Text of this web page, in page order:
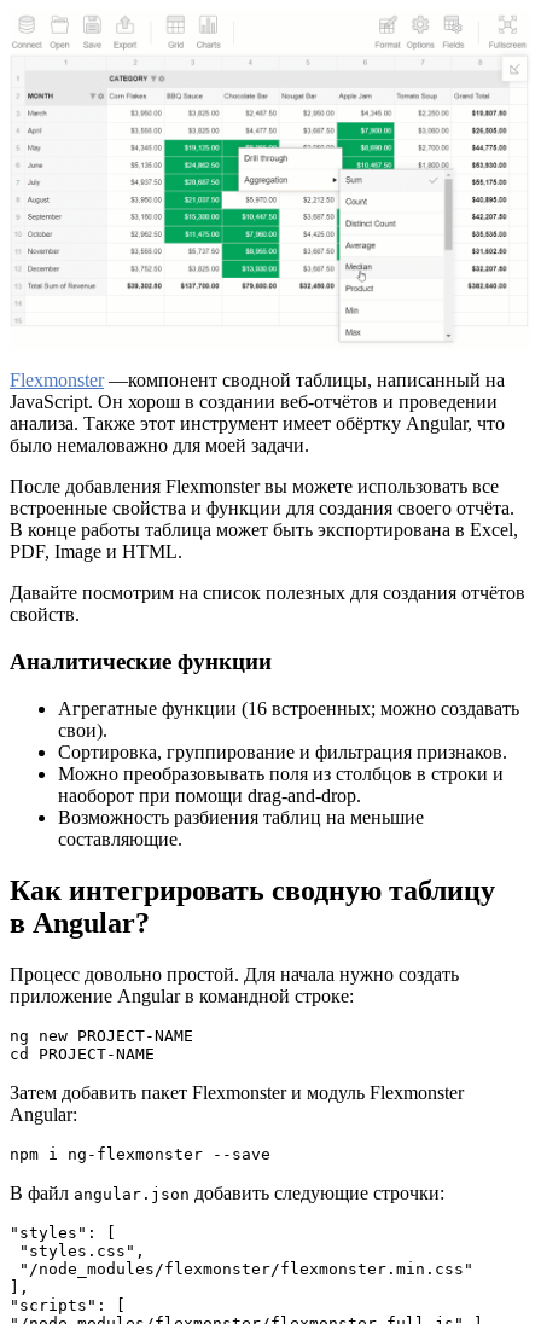
Flexmonster—компонент сводной таблицы, написанный на
JavaScript. Он хорош в создании веб-отчётов и проведении
анализа. Также этот инструмент имеет обёртку Angular, что
было немаловажно для моей задачи.
После добавления Flexmonster вы можете использовать все
встроенные свойства и функции для создания своего отчёта.
В конце работы таблица может быть экспортирована в Excel,
PDF, Image и HTML.
Давайте посмотрим на список полезных для создания отчётов
свойств.
Аналитические функции
Агрегатные функции (16 встроенных; можно создавать
свои).
Сортировка, группирование и фильтрация признаков.
Можно преобразовывать поля из столбцов в строки и
наоборот при помощи drag-and-drop.
Возможность разбиения таблиц на меньшие
составляющие.
Как интегрировать сводную таблицу
в Angular?
Процесс довольно простой. Для начала нужно создать
приложение Angular в командной строке:
ng new PROJECT-NAME
cd PROJECT-NAME
Затем добавить пакет Flexmonster и модуль Flexmonster
Angular:
npm i ng-flexmonster --save
В файл angular.json добавить следующие строчки:
"styles": [
],
"scripts": [